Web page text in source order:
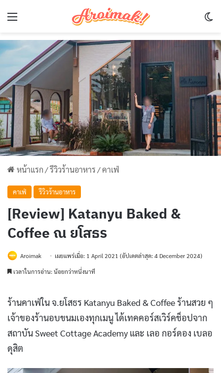
Menu
หน้าแรก/รีวิวร้านอาหาร/คาเฟ่
คาเฟ่ รีวิวร้านอาหาร
[Review] Katanyu Baked &​
Coffee ณ ยโสธร
Aroimak เผยแพร่เมื่อ: 1 April 2021 (อัปเดตล่าสุด: 4 December 2024)
เวลาในการอ่าน: น้อยกว่าหนึ่งนาที
ร้านคาเฟ่ใน จ.ยโสธร Katanyu Baked &​ Coffee ร้านสวย ๆ
เจ้าของร้านอบขนมเองทุกเมนู ได้เทคคอร์สเวิร์คช็อปจาก
สถาบัน Sweet Cottage Academy และ เลอ กอร์ดอง เบลอ
ดุสิต